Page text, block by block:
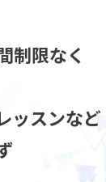
制限なく
ッスンなど